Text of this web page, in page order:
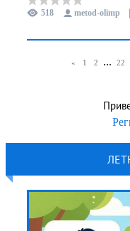
518 metod-olimp
« 1 2 ... 22